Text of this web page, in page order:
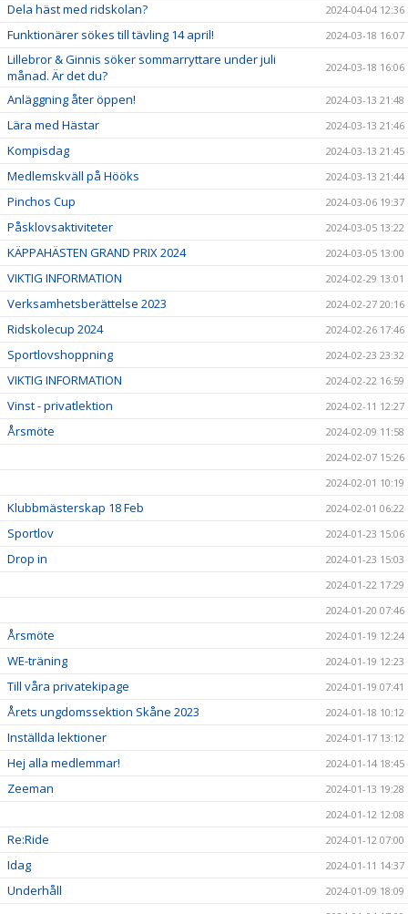
Dela häst med ridskolan? 2024-04-04 12:36
Funktionärer sökes till tävling 14 april! 2024-03-18 16:07
Lillebror & Ginnis söker sommarryttare under juli
månad. Är det du?
2024-03-18 16:06
Anläggning åter öppen! 2024-03-13 21:48
Lära med Hästar 2024-03-13 21:46
Kompisdag 2024-03-13 21:45
Medlemskväll på Hööks 2024-03-13 21:44
Pinchos Cup 2024-03-06 19:37
Påsklovsaktiviteter 2024-03-05 13:22
KÄPPAHÄSTEN GRAND PRIX 2024 2024-03-05 13:00
VIKTIG INFORMATION 2024-02-29 13:01
Verksamhetsberättelse 2023 2024-02-27 20:16
Ridskolecup 2024 2024-02-26 17:46
Sportlovshoppning 2024-02-23 23:32
VIKTIG INFORMATION 2024-02-22 16:59
Vinst - privatlektion 2024-02-11 12:27
Årsmöte
2024-02-09 11:58
2024-02-07 15:26
2024-02-01 10:19
Klubbmästerskap 18 Feb 2024-02-01 06:22
Sportlov 2024-01-23 15:06
Drop in
2024-01-23 15:03
2024-01-22 17:29
2024-01-20 07:46
Årsmöte 2024-01-19 12:24
WE-träning 2024-01-19 12:23
Till våra privatekipage 2024-01-19 07:41
Årets ungdomssektion Skåne 2023 2024-01-18 10:12
Inställda lektioner 2024-01-17 13:12
Hej alla medlemmar! 2024-01-14 18:45
Zeeman
2024-01-13 19:28
2024-01-12 12:08
Re:Ride 2024-01-12 07:00
Idag 2024-01-11 14:37
Underhåll
2024-01-09 18:09